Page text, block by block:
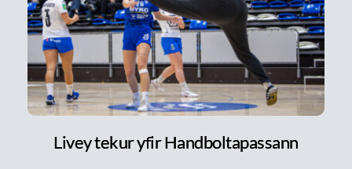
Livey tekur yfir Handboltapassann